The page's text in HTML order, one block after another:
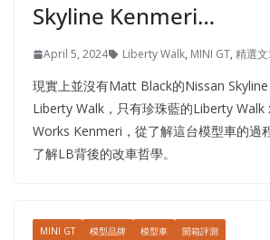
Skyline Kenmeri…
April 5, 2024 Liberty Walk, MINI GT, 精選
現實上並沒有Matt Black的Nissan
Liberty Walk，只有珍珠藍的Liberty Walk
Works Kenmeri，從了解這台模型車的過
了解LB背後的改車哲學。
MINI GT 模型品牌 模型車 開箱評測